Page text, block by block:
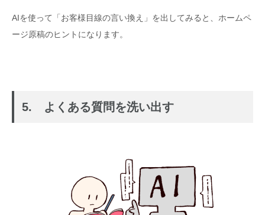
AIを使って「お客様目線の言い換え」を出してみると、ホームペ
ージ原稿のヒントになります。
5. よくある質問を洗い出す